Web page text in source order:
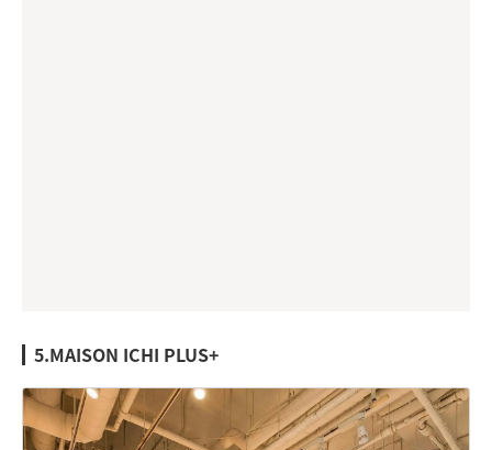
5.MAISON ICHI PLUS+